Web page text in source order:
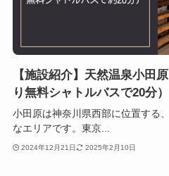
【施設紹介】天然温泉小田
り無料シャトルバスで20分）
小田原は神奈川県西部に位置する
なエリアです。東京...
2024年12月21日 2025年2月10日